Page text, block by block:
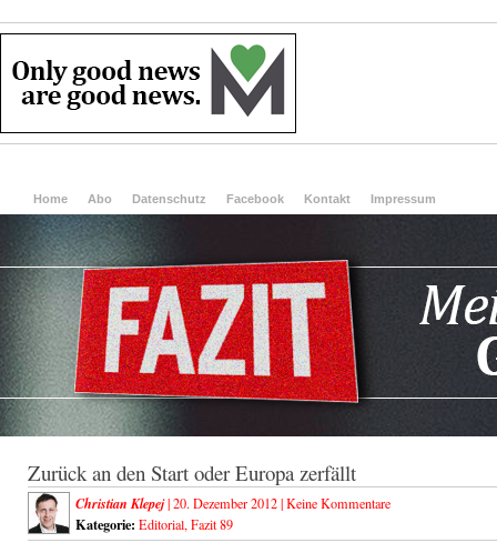
Home Abo Datenschutz Facebook Kontakt Impressum
Zurück an den Start oder Europa zerfällt
Christian Klepej| 20. Dezember 2012 |Keine Kommentare
Kategorie: Editorial, Fazit 89